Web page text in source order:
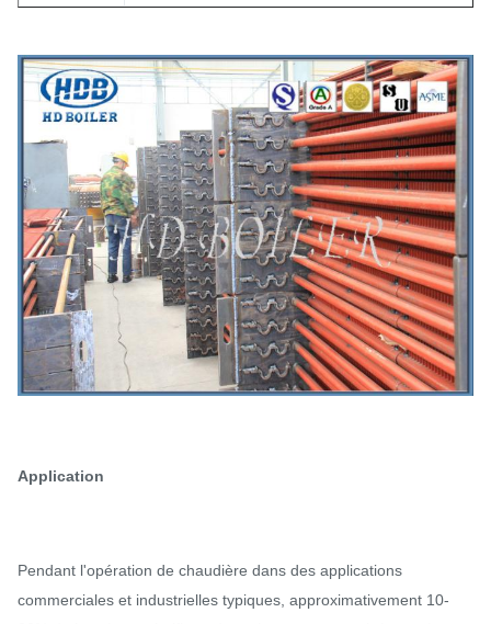
Application
Pendant l'opération de chaudière dans des applications
commerciales et industrielles typiques, approximativement 10-